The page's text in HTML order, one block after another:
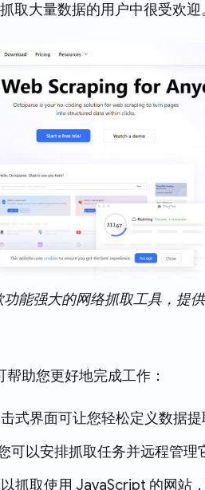
取大量数据的用户中很受欢迎
能强大的网络抓取工具，提
助您更好地完成工作：
式界面可让您轻松定义数据提
可以安排抓取任务并远程管理
抓取使用 JavaScript 的网站